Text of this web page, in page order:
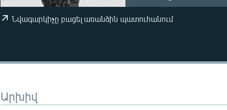
Նվագարկիչը բացել առանձին պատուհանում
Արխիվ